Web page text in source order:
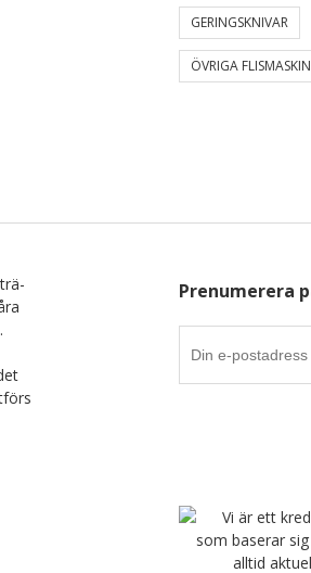
GERINGSKNIVAR
ÖVRIGA
Prenumerera